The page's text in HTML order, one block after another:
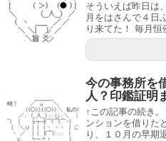
そういえば昨日は
月をはさんで４日
り来てた！ 毎月
今の事務所を
人？印鑑証明
↑この記事の続き
ンションを借りた
り、１０月の早期